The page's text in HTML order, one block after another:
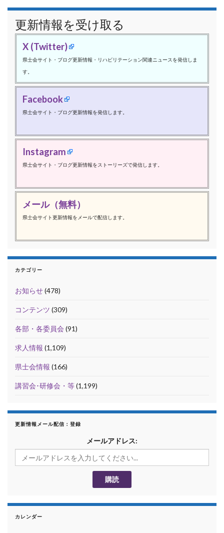
更新情報を受け取る
X (Twitter)
県士会サイト・ブログ更新情報・リハビリテーション関連ニュースを発信しま
す。
Facebook
県士会サイト・ブログ更新情報を発信します。
Instagram
県士会サイト・ブログ更新情報をストーリーズで発信します。
メール（無料）
県士会サイト更新情報をメールで配信します。
カテゴリー
お知らせ(478)
コンテンツ (309)
各部・各委員会 (91)
求人情報 (1,109)
県士会情報 (166)
講習会･研修会・等(1,199)
更新情報メール配信：登録
メールアドレス:
カレンダー